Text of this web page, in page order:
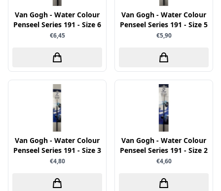
WeR Memory
Whimsy Stamps
Wild Rose Studio's
World of Craft
wow
Yvonne Creations
Barto Design
hobbygros
Joep by Carla
Kleurlab
Van Gogh - Water Colour
Penseel Series 191 - Size 6
€6,45
Van Gogh - Water Colour
Penseel Series 191 - Size 5
€5,90
Van Gogh - Water Colour
Penseel Series 191 - Size 3
€4,80
Van Gogh - Water Colour
Penseel Series 191 - Size 2
€4,60